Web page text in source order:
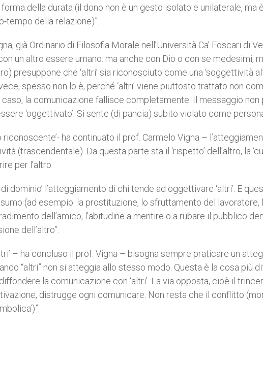
della durata (il dono non è un gesto isolato e unilaterale, ma
tempo della relazione)”.
già Ordinario di Filosofia Morale nell’Università Ca’ Foscari di
un altro essere umano: ma anche con Dio o con se medesimi,
presuppone che ‘altri’ sia riconosciuto come una ‘soggettività
spesso non lo è, perché ‘altri’ viene piuttosto trattato non
caso, la comunicazione fallisce completamente. Il messaggio non
‘oggettivato’. Si sente (di pancia) subito violato come
riconoscente’- ha continuato il prof. Carmelo Vigna –
(trascendentale). Da questa parte sta il ‘rispetto’ dell’altro, la
per l’altro.
dominio’ l’atteggiamento di chi tende ad oggettivare ‘altri’. E
(ad esempio: la prostituzione, lo sfruttamento del lavoratore,
dell’amico, l’abitudine a mentire o a rubare il pubblico
dell’altro”.
– ha concluso il prof. Vigna – bisogna sempre praticare un
“altri” non si atteggia allo stesso modo. Questa è la cosa più
la comunicazione con ‘altri’. La via opposta, cioè il
distrugge ogni comunicare. Non resta che il conflitto